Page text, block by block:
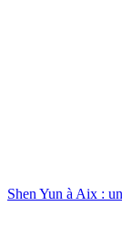
Shen Yun à Aix :